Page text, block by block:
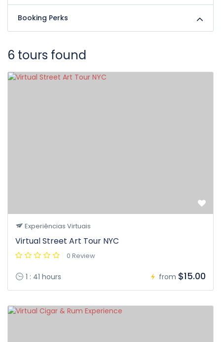
Booking Perks
6 tours found
Experiências Virtuais
Virtual Street Art Tour NYC
0 Review
1 : 41 hours from $15.00